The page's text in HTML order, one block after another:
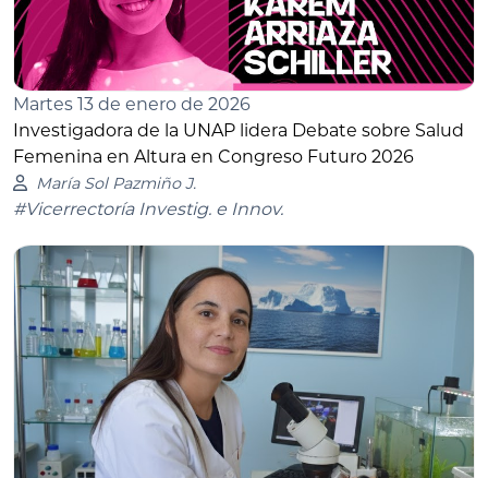
Martes 13 de enero de 2026
Investigadora de la UNAP lidera Debate sobre Salud
Femenina en Altura en Congreso Futuro 2026
María Sol Pazmiño J.
#Vicerrectoría Investig. e Innov.